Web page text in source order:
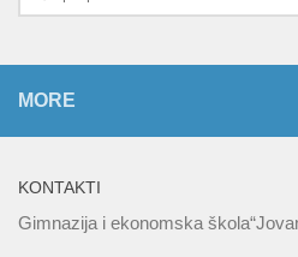
за:
MORE
KONTAKTI
Gimnazija i ekonomska